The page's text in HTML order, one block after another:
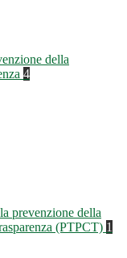
della
4
prevenzione della
(PTPCT) 1